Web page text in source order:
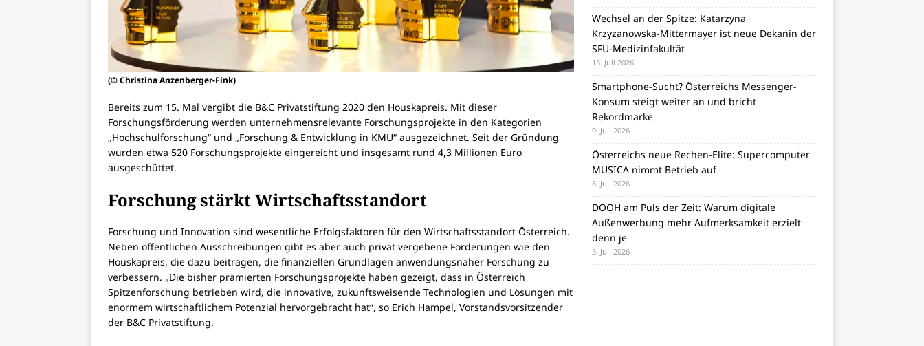
(© Christina Anzenberger-Fink)
Bereits zum 15. Mal vergibt die B&C Privatstiftung 2020 den Houskapreis. Mit dieser
Forschungsförderung werden unternehmensrelevante Forschungsprojekte in den Kategorien
„Hochschulforschung“ und „Forschung & Entwicklung in KMU“ ausgezeichnet. Seit der Gründung
wurden etwa 520 Forschungsprojekte eingereicht und insgesamt rund 4,3 Millionen Euro
ausgeschüttet.
Forschung stärkt Wirtschaftsstandort
Forschung und Innovation sind wesentliche Erfolgsfaktoren für den Wirtschaftsstandort Österreich.
Neben öffentlichen Ausschreibungen gibt es aber auch privat vergebene Förderungen wie den
Houskapreis, die dazu beitragen, die finanziellen Grundlagen anwendungsnaher Forschung zu
verbessern. „Die bisher prämierten Forschungsprojekte haben gezeigt, dass in Österreich
Spitzenforschung betrieben wird, die innovative, zukunftsweisende Technologien und Lösungen mit
enormem wirtschaftlichem Potenzial hervorgebracht hat“, so Erich Hampel, Vorstandsvorsitzender
der B&C Privatstiftung.
Wechsel an der Spitze: Katarzyna
Krzyzanowska-Mittermayer ist neue Dekanin der
SFU-Medizinfakultät
13. Juli 2026
Smartphone-Sucht? Österreichs Messenger-
Konsum steigt weiter an und bricht
Rekordmarke
9. Juli 2026
Österreichs neue Rechen-Elite: Supercomputer
MUSICA nimmt Betrieb auf
8. Juli 2026
DOOH am Puls der Zeit: Warum digitale
Außenwerbung mehr Aufmerksamkeit erzielt
denn je
3. Juli 2026